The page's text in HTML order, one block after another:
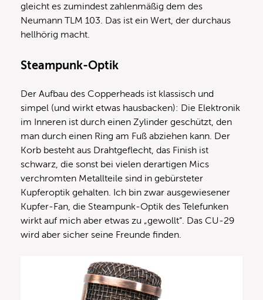
gleicht es zumindest zahlenmäßig dem des
Neumann TLM 103. Das ist ein Wert, der durchaus
hellhörig macht.
Steampunk-Optik
Der Aufbau des Copperheads ist klassisch und
simpel (und wirkt etwas hausbacken): Die Elektronik
im Inneren ist durch einen Zylinder geschützt, den
man durch einen Ring am Fuß abziehen kann. Der
Korb besteht aus Drahtgeflecht, das Finish ist
schwarz, die sonst bei vielen derartigen Mics
verchromten Metallteile sind in gebürsteter
Kupferoptik gehalten. Ich bin zwar ausgewiesener
Kupfer-Fan, die Steampunk-Optik des Telefunken
wirkt auf mich aber etwas zu „gewollt“. Das CU-29
wird aber sicher seine Freunde finden.